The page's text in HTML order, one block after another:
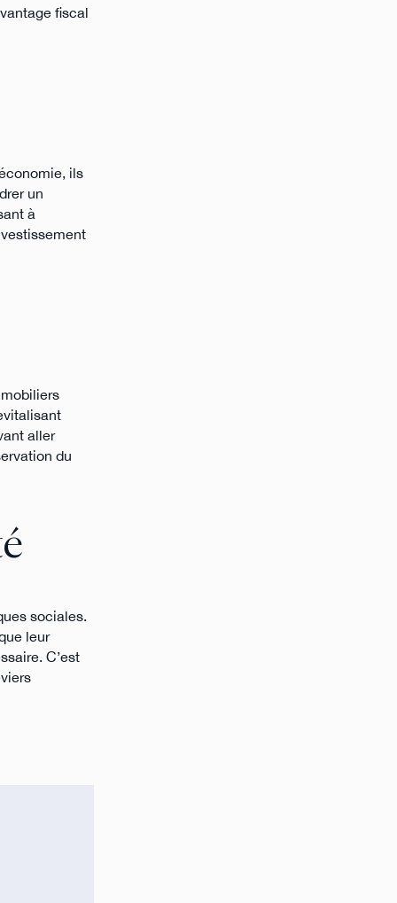
fiscal
ils
un
à
aller
du
sociales.
leur
C’est